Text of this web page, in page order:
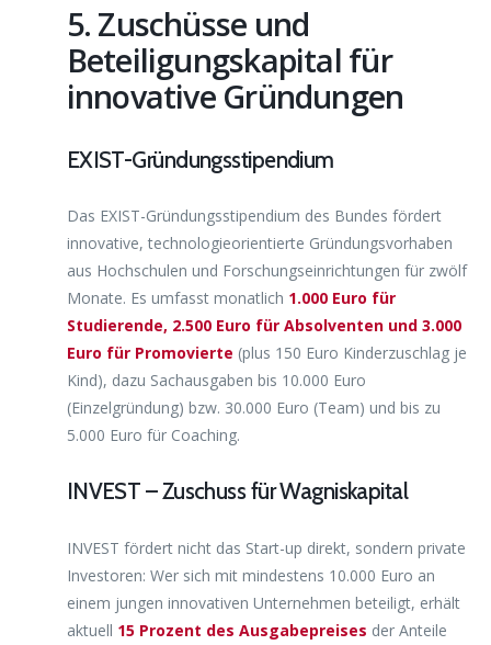
5. Zuschüsse und
Beteiligungskapital für
innovative Gründungen
EXIST-Gründungsstipendium
Das EXIST-Gründungsstipendium des Bundes fördert
innovative, technologieorientierte Gründungsvorhaben
aus Hochschulen und Forschungseinrichtungen für zwölf
Monate. Es umfasst monatlich 1.000 Euro für
Studierende, 2.500 Euro für Absolventen und 3.000
Euro für Promovierte (plus 150 Euro Kinderzuschlag je
Kind), dazu Sachausgaben bis 10.000 Euro
(Einzelgründung) bzw. 30.000 Euro (Team) und bis zu
5.000 Euro für Coaching.
INVEST – Zuschuss für Wagniskapital
INVEST fördert nicht das Start-up direkt, sondern private
Investoren: Wer sich mit mindestens 10.000 Euro an
einem jungen innovativen Unternehmen beteiligt, erhält
aktuell 15 Prozent des Ausgabepreises der Anteile